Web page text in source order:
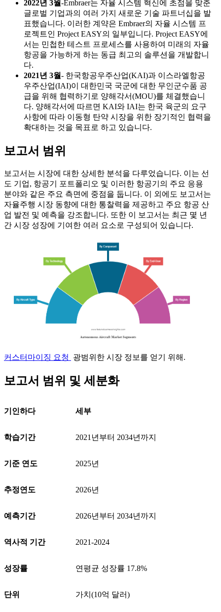
2022년 3월-Embraer는 자율 시스템 혁신에 초점을 맞춘
글로벌 기업과의 여러 가지 새로운 기술 파트너십을 발
표했습니다. 이러한 계약은 Embraer의 자율 시스템 프
로젝트인 Project EASY의 일부입니다. Project EASY에
서는 민첩한 테스트 프로세스를 사용하여 미래의 자율
항공을 가능하게 하는 동급 최고의 솔루션을 개발합니
다.
2021년 3월- 한국항공우주산업(KAI)과 이스라엘항공
우주산업(IAI)이 대한민국 국군에 대한 무인군수품 공
급을 위해 협력하기로 양해각서(MOU)를 체결했습니
다. 양해각서에 따르면 KAI와 IAI는 한국 육군의 요구
사항에 따라 이동형 탄약 시장을 위한 장기적인 협력을
확대하는 것을 목표로 하고 있습니다.
보고서 범위
보고서는 시장에 대한 상세한 분석을 다루었습니다. 이는 선
도 기업, 항공기 포트폴리오 및 이러한 항공기의 주요 응용
분야와 같은 주요 측면에 중점을 둡니다. 이 외에도 보고서는
자율주행 시장 동향에 대한 통찰력을 제공하고 주요 항공 산
업 발전 및 예측을 강조합니다. 또한 이 보고서는 최근 몇 년
간 시장 성장에 기여한 여러 요소로 구성되어 있습니다.
커스터마이징 요청 광범위한 시장 정보를 얻기 위해.
보고서 범위 및 세분화
기인하다 세부
학습기간 2021년부터 2034년까지
기준 연도 2025년
추정연도 2026년
예측기간 2026년부터 2034년까지
역사적 기간 2021-2024
성장률 연평균 성장률 17.8%
단위 가치(10억 달러)